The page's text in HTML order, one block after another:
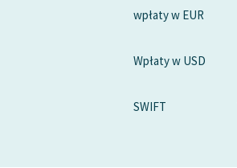
wpłaty w EUR
Wpłaty w USD
SWIFT